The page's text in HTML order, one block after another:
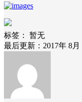
标签：
暂无
最后更新：2017年 8月